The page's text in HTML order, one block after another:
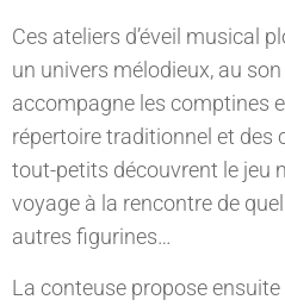
Ces ateliers d’éveil musical
un univers mélodieux, au
accompagne les comptines
répertoire traditionnel et des
tout-petits découvrent le jeu
voyage à la rencontre de
autres figurines…
La conteuse propose ensuite